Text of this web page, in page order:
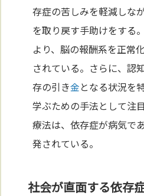
存症の苦しみを軽減しな
を取り戻す手助けをする
より、脳の報酬系を正常
されている。さらに、認
存の引き金となる状況を
学ぶための手法として注
療法は、依存症が病気で
発されている。
社会が直面する依存